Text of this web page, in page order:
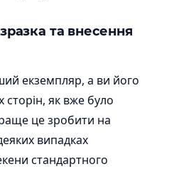
та внесення
екземпляр, а ви його
сторін, як вже було
це зробити на
випадках
стандартного